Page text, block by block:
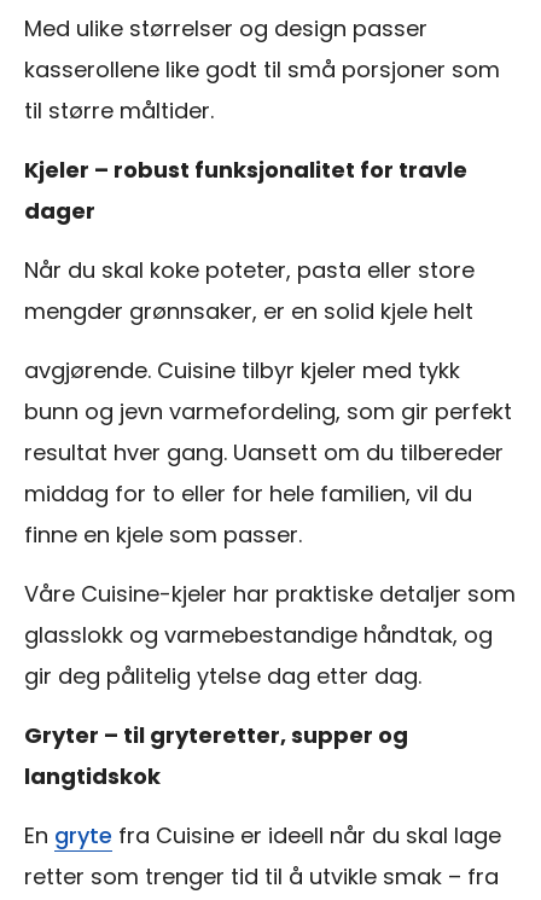
Med ulike størrelser og design passer
kasserollene like godt til små porsjoner som
til større måltider.
Kjeler – robust funksjonalitet for travle
dager
Når du skal koke poteter, pasta eller store
mengder grønnsaker, er en solid kjele helt
avgjørende. Cuisine tilbyr kjeler med tykk
bunn og jevn varmefordeling, som gir perfekt
resultat hver gang. Uansett om du tilbereder
middag for to eller for hele familien, vil du
finne en kjele som passer.
Våre Cuisine-kjeler har praktiske detaljer som
glasslokk og varmebestandige håndtak, og
gir deg pålitelig ytelse dag etter dag.
Gryter – til gryteretter, supper og
langtidskok
En gryte fra Cuisine er ideell når du skal lage
retter som trenger tid til å utvikle smak – fra